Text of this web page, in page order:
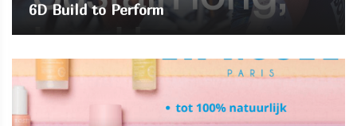
6D Build to Perform